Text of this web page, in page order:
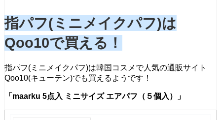
指パフ(ミニメイクパフ)は
Qoo10で買える！
指パフ(ミニメイクパフ)は韓国コスメで人気の通販サイト
Qoo10(キューテン)でも買えるようです！
「maarku 5点入 ミニサイズ エアパフ（５個入）」